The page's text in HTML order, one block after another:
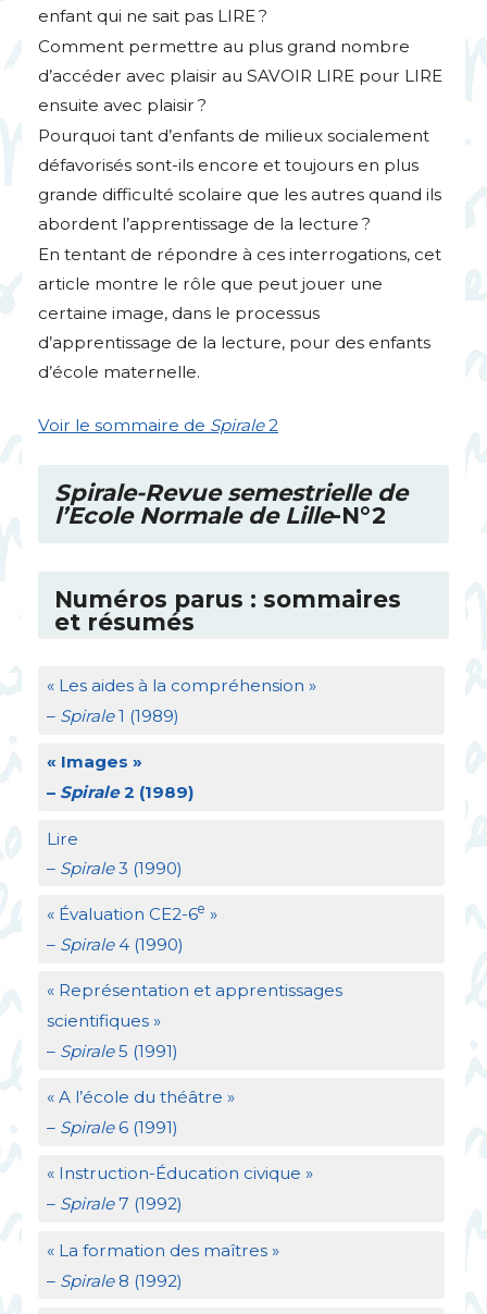
enfant qui ne sait pas LIRE ?
Comment permettre au plus grand nombre
d’accéder avec plaisir au SAVOIR LIRE pour LIRE
ensuite avec plaisir ?
Pourquoi tant d’enfants de milieux socialement
défavorisés sont-ils encore et toujours en plus
grande difficulté scolaire que les autres quand ils
abordent l’apprentissage de la lecture ?
En tentant de répondre à ces interrogations, cet
article montre le rôle que peut jouer une
certaine image, dans le processus
d’apprentissage de la lecture, pour des enfants
d’école maternelle.
Voir le sommaire de Spirale2
Spirale-Revue semestrielle de
l’Ecole Normale de Lille-N°2
Numéros parus : sommaires
et résumés
« Les aides à la compréhension »
– Spirale1 (1989)
« Images »
– Spirale2 (1989)
Lire
– Spirale3 (1990)
« Évaluation CE2-6e »
– Spirale4 (1990)
« Représentation et apprentissages
scientifiques »
– Spirale5 (1991)
« A l’école du théâtre »
– Spirale6 (1991)
« Instruction-Éducation civique »
– Spirale7 (1992)
« La formation des maîtres »
– Spirale8 (1992)